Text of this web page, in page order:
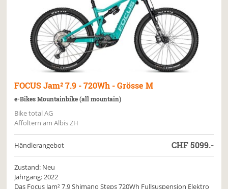
FOCUS Jam² 7.9 - 720Wh - Grösse M
e-Bikes Mountainbike (all mountain)
Bike total AG
Affoltern am Albis ZH
Händlerangebot CHF5099.-
Zustand: Neu
Jahrgang: 2022
Das Focus Jam² 7.9 Shimano Steps 720Wh Fullsuspension Elektro